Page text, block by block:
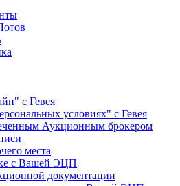
с Гевея
условиях" с Гевея
Аукционным брокером
места
с Вашей ЭЦП
документации